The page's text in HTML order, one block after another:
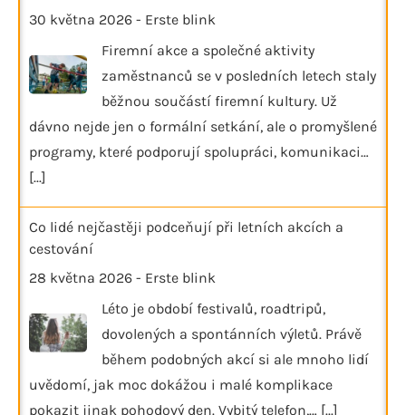
30 května 2026 - Erste blink
Firemní akce a společné aktivity
zaměstnanců se v posledních letech staly
běžnou součástí firemní kultury. Už
dávno nejde jen o formální setkání, ale o promyšlené
programy, které podporují spolupráci, komunikaci…
[...]
Co lidé nejčastěji podceňují při letních akcích a
cestování
28 května 2026 - Erste blink
Léto je období festivalů, roadtripů,
dovolených a spontánních výletů. Právě
během podobných akcí si ale mnoho lidí
uvědomí, jak moc dokážou i malé komplikace
pokazit jinak pohodový den. Vybitý telefon,… [...]